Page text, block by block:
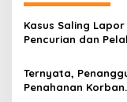
a
s
i
p
Kasus Saling
Pencurian dan
Nasution Minta
Kapolrestabes
Ternyata,
Penahanan Korban